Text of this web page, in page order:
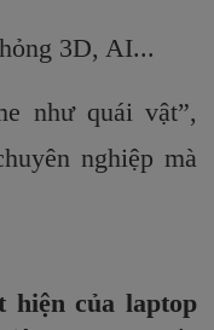
3D, AI...
như quái vật”,
nghiệp mà
hiện của laptop